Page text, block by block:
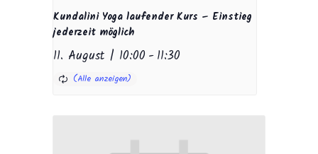
Kundalini Yoga laufender Kurs – Einstieg
jederzeit möglich
11. August | 10:00 -11:30